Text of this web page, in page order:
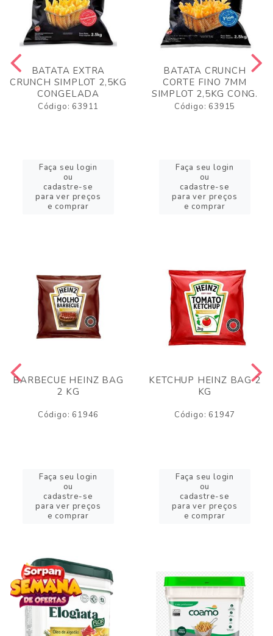
BATATA EXTRA
CRUNCH SIMPLOT 2,5KG
CONGELADA
Código: 63911
Faça seu login
ou
cadastre-se
para ver preços
e comprar
BATATA CRUNCH
CORTE FINO 7MM
SIMPLOT 2,5KG CONG.
Código: 63915
Faça seu login
ou
cadastre-se
para ver preços
e comprar
BARBECUE HEINZ BAG
2 KG
Código: 61946
Faça seu login
ou
cadastre-se
para ver preços
e comprar
KETCHUP HEINZ BAG 2
KG
Código: 61947
Faça seu login
ou
cadastre-se
para ver preços
e comprar